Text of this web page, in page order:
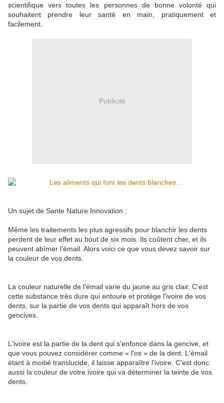
scientifique vers toutes les personnes de bonne volonté qui
souhaitent prendre leur santé en main, pratiquement et
facilement.
Publicité
Un sujet de Sante Nature Innovation :
Même les traitements les plus agressifs pour blanchir les dents
perdent de leur effet au bout de six mois. Ils coûtent cher, et ils
peuvent abîmer l'émail. Alors voici ce que vous devez savoir sur
la couleur de vos dents.
La couleur naturelle de l'émail varie du jaune au gris clair. C'est
cette substance très dure qui entoure et protège l'ivoire de vos
dents, sur la partie de vos dents qui apparaît hors de vos
gencives.
L'ivoire est la partie de la dent qui s'enfonce dans la gencive, et
que vous pouvez considérer comme « l'os » de la dent. L'émail
étant à moitié translucide, il laisse apparaître l'ivoire. C'est donc
aussi la couleur de votre ivoire qui va déterminer la teinte de vos
dents.